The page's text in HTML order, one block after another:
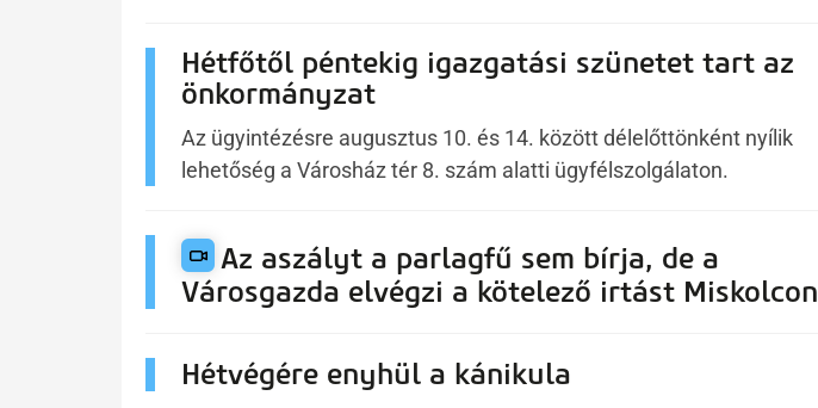
Hétfőtől péntekig igazgatási szünetet tart az
önkormányzat
Az ügyintézésre augusztus 10. és 14. között délelőttönként nyílik
lehetőség a Városház tér 8. szám alatti ügyfélszolgálaton.
Az aszályt a parlagfű sem bírja, de a
Városgazda elvégzi a kötelező irtást Miskolcon
Hétvégére enyhül a kánikula